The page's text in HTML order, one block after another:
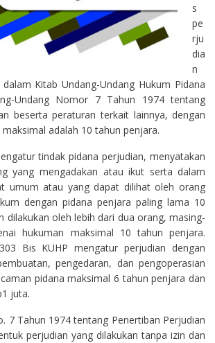
s
pe
rju
dia
n
Kitab Undang-Undang Hukum Pidana
Undang Nomor 7 Tahun 1974 tentang
beserta peraturan terkait lainnya, dengan
adalah 10 tahun penjara.
tindak pidana perjudian, menyatakan
yang mengadakan atau ikut serta dalam
umum atau yang dapat dilihat oleh orang
dengan pidana penjara paling lama 10
dilakukan oleh lebih dari dua orang, masing-
hukuman maksimal 10 tahun penjara.
Bis KUHP mengatur perjudian dengan
pengedaran, dan pengoperasian
pidana maksimal 6 tahun penjara dan
juta.
7 Tahun 1974 tentang Penertiban Perjudian
perjudian yang dilakukan tanpa izin dan